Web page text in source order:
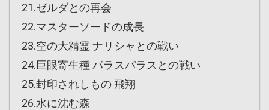
21.ゼルダとの再会
22.マスターソードの成長
23.空の大精霊 ナリシャとの戦い
24.巨眼寄生種 パラスパラスとの戦い
25.封印されしもの 飛翔
26.水に沈む森